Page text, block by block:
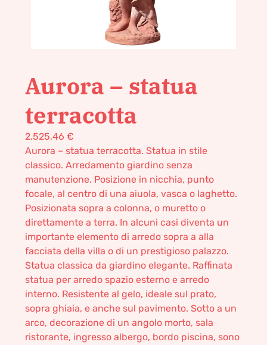
Aurora – statua
terracotta
2.525,46 €
Aurora – statua terracotta. Statua in stile
classico. Arredamento giardino senza
manutenzione. Posizione in nicchia, punto
focale, al centro di una aiuola, vasca o laghetto.
Posizionata sopra a colonna, o muretto o
direttamente a terra. In alcuni casi diventa un
importante elemento di arredo sopra a alla
facciata della villa o di un prestigioso palazzo.
Statua classica da giardino elegante. Raffinata
statua per arredo spazio esterno e arredo
interno. Resistente al gelo, ideale sul prato,
sopra ghiaia, e anche sul pavimento. Sotto a un
arco, decorazione di un angolo morto, sala
ristorante, ingresso albergo, bordo piscina, sono